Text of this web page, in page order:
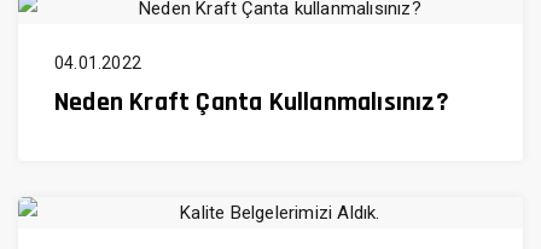
04.01.2022
Neden Kraft Çanta Kullanmalısınız?